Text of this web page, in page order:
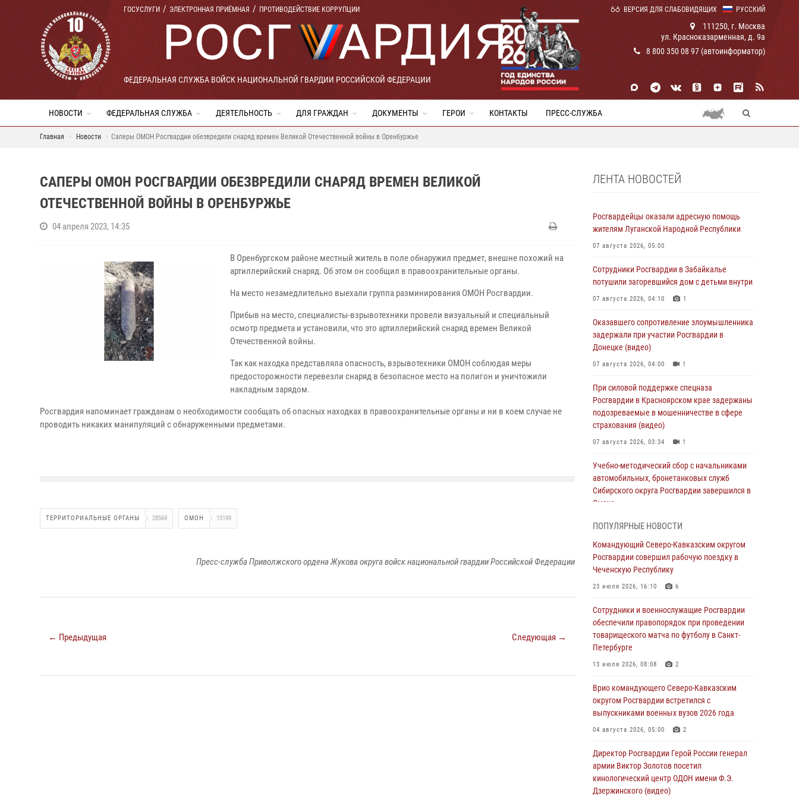
РУССКИЙ
ГОСУСЛУГИ ЭЛЕКТРОННАЯ ПРИЁМНАЯ ПРОТИВОДЕЙСТВИЕ КОРРУПЦИИ ВЕРСИЯ ДЛЯ СЛАБОВИДЯЩИХ
ФЕДЕРАЛЬНАЯ СЛУЖБА ВОЙСК НАЦИОНАЛЬНОЙ ГВАРДИИ РОССИЙСКОЙ ФЕДЕРАЦИИ
111250, г. Москва
ул. Красноказарменная, д. 9а
8 800 350 08 97 (автоинформатор)
НОВОСТИ ФЕДЕРАЛЬНАЯ СЛУЖБА ДЕЯТЕЛЬНОСТЬ ДЛЯ ГРАЖДАН ДОКУМЕНТЫ ГЕРОИ КОНТАКТЫ ПРЕСС-СЛУЖБА
Главная Новости Саперы ОМОН Росгвардии обезвредили снаряд времен Великой Отечественной войны в Оренбуржье
САПЕРЫ ОМОН РОСГВАРДИИ ОБЕЗВРЕДИЛИ СНАРЯД ВРЕМЕН ВЕЛИКОЙ
ОТЕЧЕСТВЕННОЙ ВОЙНЫ В ОРЕНБУРЖЬЕ
04 апреля 2023, 14:35
В Оренбургском районе местный житель в поле обнаружил предмет, внешне похожий на
артиллерийский снаряд. Об этом он сообщил в правоохранительные органы.
На место незамедлительно выехали группа разминирования ОМОН Росгвардии.
Прибыв на место, специалисты-взрывотехники провели визуальный и специальный
осмотр предмета и установили, что это артиллерийский снаряд времен Великой
Отечественной войны.
Так как находка представляла опасность, взрывотехники ОМОН соблюдая меры
предосторожности перевезли снаряд в безопасное место на полигон и уничтожили
накладным зарядом.
Росгвардия напоминает гражданам о необходимости сообщать об опасных находках в правоохранительные органы и ни в коем случае не
проводить никаких манипуляций с обнаруженными предметами.
ТЕРРИТОРИАЛЬНЫЕ ОРГАНЫ 28569 ОМОН 13199
Пресс-служба Приволжского ордена Жукова округа войск национальной гвардии Российской Федерации
← Предыдущая Следующая →
ЛЕНТА НОВОСТЕЙ
Росгвардейцы оказали адресную помощь
жителям Луганской Народной Республики
07 августа 2026, 05:00
Сотрудники Росгвардии в Забайкалье
потушили загоревшийся дом с детьми внутри
07 августа 2026, 04:10 1
Оказавшего сопротивление злоумышленника
задержали при участии Росгвардии в
Донецке (видео)
07 августа 2026, 04:00 1
При силовой поддержке спецназа
Росгвардии в Красноярском крае задержаны
подозреваемые в мошенничестве в сфере
страхования (видео)
07 августа 2026, 03:34 1
Учебно-методический сбор с начальниками
автомобильных, бронетанковых служб
Сибирского округа Росгвардии завершился в
Омске
Генерал-полковник Олег Плохой поздравил
специалистов организационно-штатных
подразделений Росгвардии с
профессиональным праздником
В Нижнем Новгороде состоялось
Всероссийское совещание-семинар по
вопросам развития вневедомственной
охраны Росгвардии (видео)
В Брянске сотрудники и военнослужащие
Росгвардии почтили память Героя России
В кинологическом центре Уральского округа
Росгвардии почтили память товарищей,
погибших при исполнении воинского долга
ПОПУЛЯРНЫЕ НОВОСТИ
Командующий Северо-Кавказским округом
Росгвардии совершил рабочую поездку в
Чеченскую Республику
23 июля 2026, 16:10 6
Сотрудники и военнослужащие Росгвардии
обеспечили правопорядок при проведении
товарищеского матча по футболу в Санкт-
Петербурге
13 июля 2026, 08:08 2
Врио командующего Северо-Кавказским
округом Росгвардии встретился с
выпускниками военных вузов 2026 года
04 августа 2026, 05:00 2
Директор Росгвардии Герой России генерал
армии Виктор Золотов посетил
кинологический центр ОДОН имени Ф.Э.
Дзержинского (видео)